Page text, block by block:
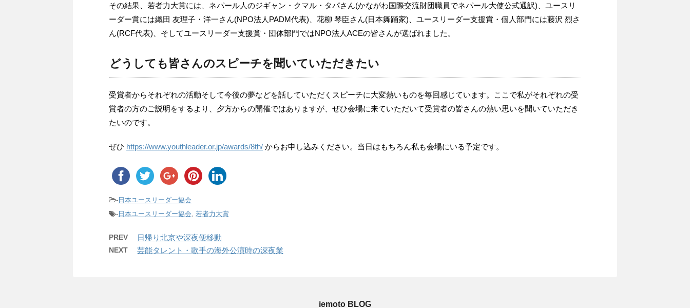
その結果、若者力大賞には、ネパール人のジギャン・クマル・タパさん(かながわ国際交流財団職員でネパール大使公式通訳)、ユースリ
ーダー賞には織田 友理子・洋一さん(NPO法人PADM代表)、花柳 琴臣さん(日本舞踊家)、ユースリーダー支援賞・個人部門には藤沢 烈さ
ん(RCF代表)、そしてユースリーダー支援賞・団体部門ではNPO法人ACEの皆さんが選ばれました。
どうしても皆さんのスピーチを聞いていただきたい
受賞者からそれぞれの活動そして今後の夢などを話していただくスピーチに大変熱いものを毎回感じています。ここで私がそれぞれの受
賞者の方のご説明をするより、夕方からの開催ではありますが、 ぜひ会場に来ていただいて受賞者の皆さんの熱い思いを聞いていただき
たいのです。
ぜひ https://www.youthleader.or.jp/awards/8th/ からお申し込みください。当日はもちろん私も会場にいる予定です。
- 日本ユースリーダー協会
- 日本ユースリーダー協会 若者力大賞
PREV 日帰り北京や深夜便移動
NEXT 芸能タレント・歌手の海外公演時の深夜業
iemoto BLOG